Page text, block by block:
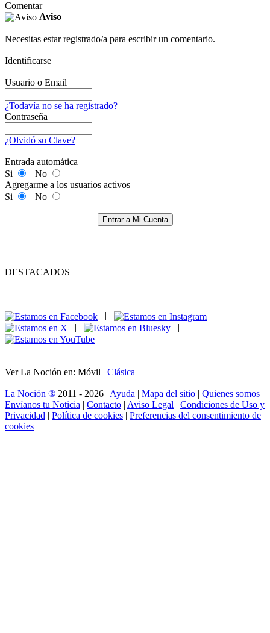
Comentar
Aviso
Necesitas estar registrado/a para escribir un comentario.
Identificarse
Usuario o Email
¿Todavía no se ha registrado?
Contraseña
¿Olvidó su Clave?
Entrada automática
Si
No
Agregarme a los usuarios activos
Si
No
Entrar a Mi Cuenta
DESTACADOS
|
|
Ver La Noción en: Móvil | Clásica
La Noción ® 2011 - 2026 | Ayuda | Mapa del sitio | Quienes somos |
Envíanos tu Noticia | Contacto | Aviso Legal | Condiciones de Uso y
Privacidad | Política de cookies | Preferencias del consentimiento de
cookies